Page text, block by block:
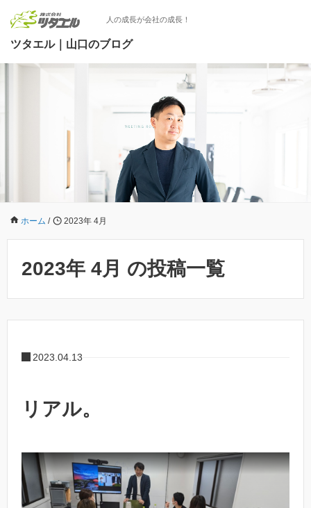
人の成長が会社の成長！
ツタエル｜山口のブログ
ホーム / 2023年 4月
2023年 4月 の投稿一覧
2023.04.13
リアル。